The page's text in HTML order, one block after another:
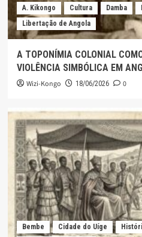
A. Kikongo Cultura Damba
Libertação de Angola
A TOPONÍMIA COLONIAL
VIOLÊNCIA SIMBÓLICA EM
Wizi-Kongo 18/06/2026 0
Bembe Cidade do Uíge